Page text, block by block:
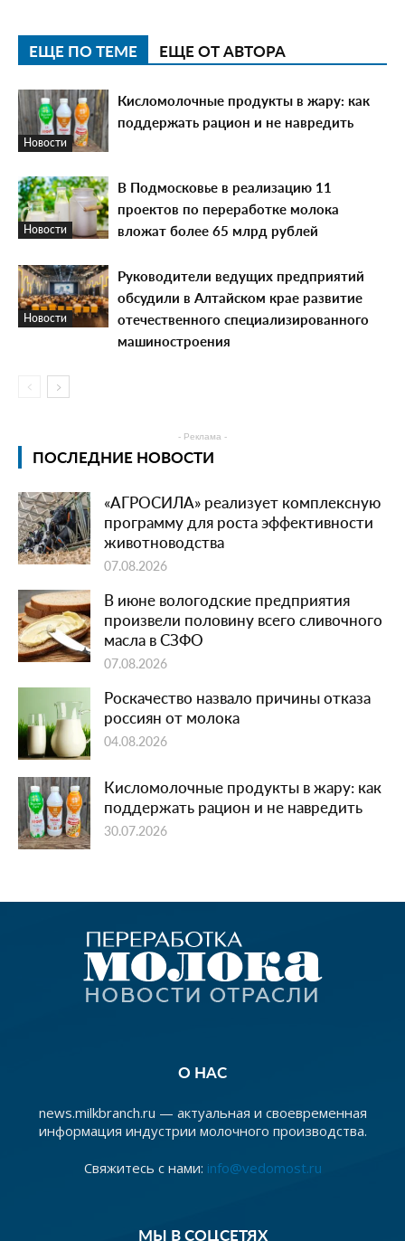
ЕЩЕ ПО ТЕМЕ ЕЩЕ ОТ АВТОРА
Новости
Кисломолочные продукты в жару: как
поддержать рацион и не навредить
Новости
В Подмосковье в реализацию 11
проектов по переработке молока
вложат более 65 млрд рублей
Новости
Руководители ведущих предприятий
обсудили в Алтайском крае развитие
отечественного специализированного
машиностроения
- Реклама -
ПОСЛЕДНИЕ НОВОСТИ
«АГРОСИЛА» реализует комплексную
программу для роста эффективности
животноводства
07.08.2026
В июне вологодские предприятия
произвели половину всего сливочного
масла в СЗФО
07.08.2026
Роскачество назвало причины отказа
россиян от молока
04.08.2026
Кисломолочные продукты в жару: как
поддержать рацион и не навредить
30.07.2026
О НАС
news.milkbranch.ru — актуальная и своевременная
информация индустрии молочного производства.
Свяжитесь с нами: info@vedomost.ru
МЫ В СОЦСЕТЯХ